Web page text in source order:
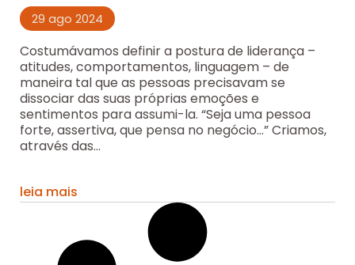
29 ago 2024
Costumávamos definir a postura de liderança –
atitudes, comportamentos, linguagem – de
maneira tal que as pessoas precisavam se
dissociar das suas próprias emoções e
sentimentos para assumi-la. “Seja uma pessoa
forte, assertiva, que pensa no negócio…” Criamos,
através das...
leia mais